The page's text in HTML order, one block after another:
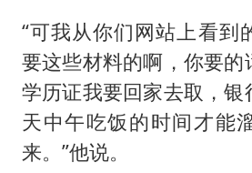
“可我从你们网站上看到
要这些材料的啊，你要的
学历证我要回家去取，银
天中午吃饭的时间才能
来。”他说。